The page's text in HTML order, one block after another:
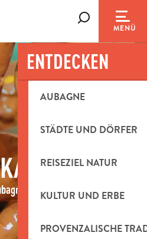
MENÜ
ENTDECKEN
AUBAGNE
STÄDTE UND DÖRFER
REISEZIEL NATUR
KULTUR UND ERBE
PROVENZALISCHE
et de l'Étoile